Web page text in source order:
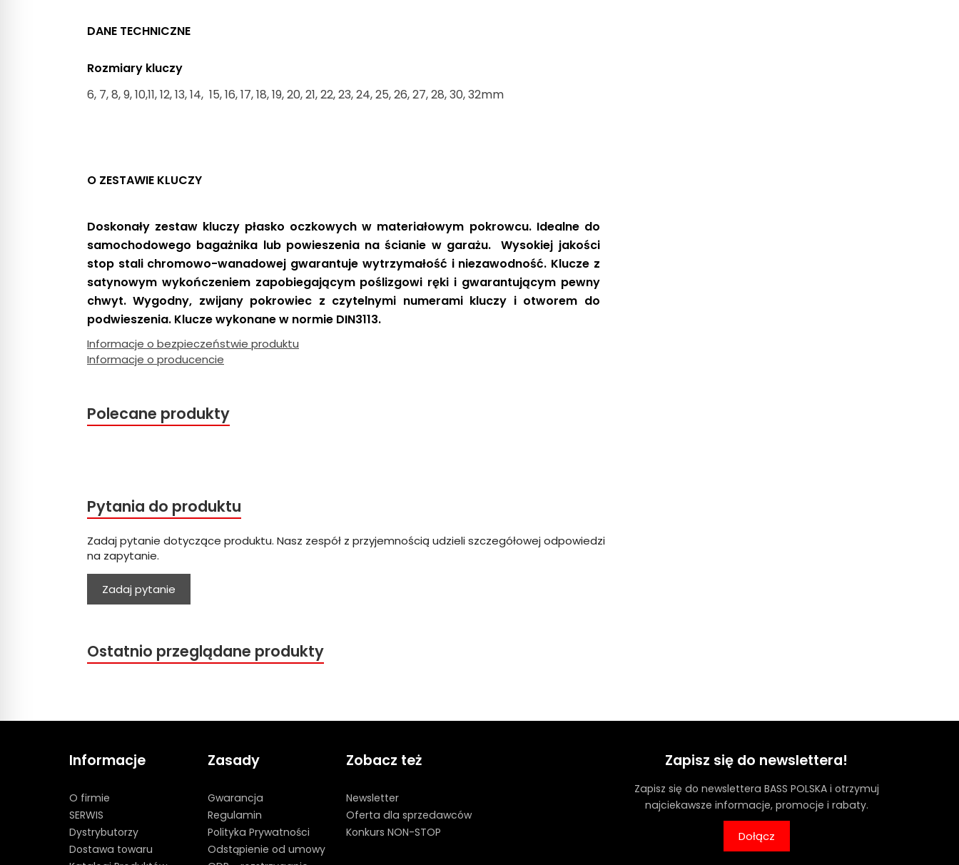
DANE TECHNICZNE
Rozmiary kluczy
6, 7, 8, 9, 10,11, 12, 13, 14, 15, 16, 17, 18, 19, 20, 21, 22, 23, 24, 25, 26, 27, 28, 30, 32mm
O ZESTAWIE KLUCZY
Doskonały zestaw kluczy płasko oczkowych w materiałowym pokrowcu. Idealne do
samochodowego bagażnika lub powieszenia na ścianie w garażu. Wysokiej jakości
stop stali chromowo-wanadowej gwarantuje wytrzymałość i niezawodność. Klucze z
satynowym wykończeniemzapobiegającym poślizgowi ręki i gwarantującym pewny
chwyt. Wygodny, zwijany pokrowiec z czytelnymi numerami kluczy i otworem do
podwieszenia. Klucze wykonane w normie DIN3113.
Informacje o bezpieczeństwie produktu
Informacje o producencie
Polecane produkty
Pytania do produktu
Zadaj pytanie dotyczące produktu. Nasz zespół z przyjemnością udzieli szczegółowej odpowiedzi
na zapytanie.
Zadaj pytanie
Ostatnio przeglądane produkty
Informacje
O firmie
SERWIS
Dystrybutorzy
Dostawa towaru
Zasady
Gwarancja
Regulamin
Polityka Prywatności
Odstąpienie od umowy
Zobacz też
Newsletter
Oferta dla sprzedawców
Konkurs NON-STOP
Zapisz się do newslettera!
Zapisz się do newslettera BASS POLSKA i otrzymuj
najciekawsze informacje, promocje i rabaty.
Dołącz